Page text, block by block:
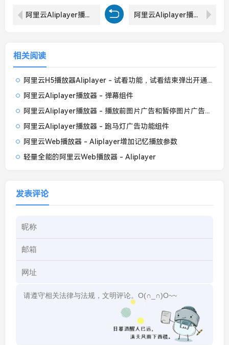
阿里云Aliplayer播放器 - 跑马灯广告功能组件 阿里云Aliplayer播放器 - 弹幕组件
相关阅读
阿里云H5播放器Aliplayer - 试看功能，试看结束弹出开通会员提示框
阿里云Aliplayer播放器 - 弹幕组件
阿里云Aliplayer播放器 - 播放前图片广告和暂停图片广告功能组件
阿里云Aliplayer播放器 - 跑马灯广告功能组件
阿里云Web播放器 - Aliplayer增加记忆播放参数
轻量全能的阿里云Web播放器 - Aliplayer
发表评论